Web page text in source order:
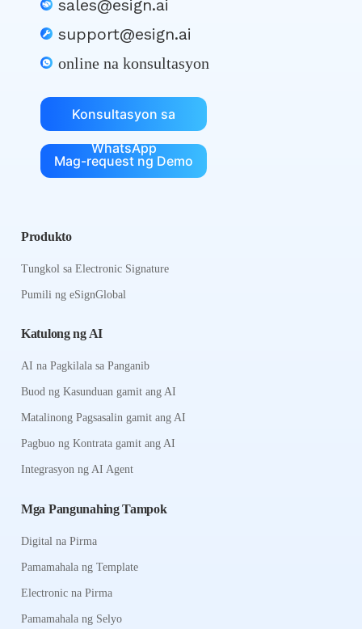
sales@esign.ai
support@esign.ai
online na konsultasyon
Konsultasyon sa
WhatsApp
Mag-request ng Demo
Produkto
Tungkol sa Electronic Signature
Pumili ng eSignGlobal
Katulong ng AI
AI na Pagkilala sa Panganib
Buod ng Kasunduan gamit ang AI
Matalinong Pagsasalin gamit ang AI
Pagbuo ng Kontrata gamit ang AI
Integrasyon ng AI Agent
Mga Pangunahing Tampok
Digital na Pirma
Pamamahala ng Template
Electronic na Pirma
Pamamahala ng Selyo